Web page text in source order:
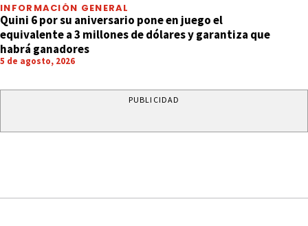
INFORMACIÓN GENERAL
Quini 6 por su aniversario pone en juego el
equivalente a 3 millones de dólares y garantiza que
habrá ganadores
5 de agosto, 2026
PUBLICIDAD